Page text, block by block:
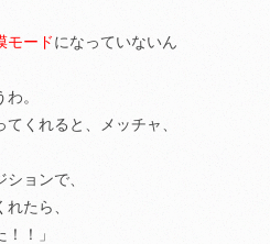
モードになっていないん
。
くれると、メッチャ、
ョンで、
たら、
！」